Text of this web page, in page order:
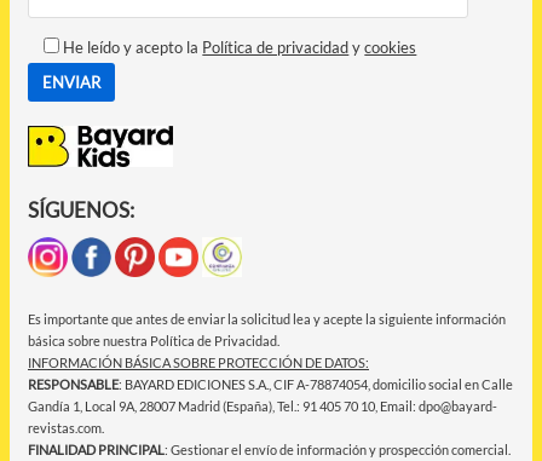
He leído y acepto la Política de privacidadycookies
SÍGUENOS:
Es importante que antes de enviar la solicitud lea y acepte la siguiente información
básica sobre nuestra Política de Privacidad.
INFORMACIÓN BÁSICA SOBRE PROTECCIÓN DE DATOS:
RESPONSABLE: BAYARD EDICIONES S.A., CIF A-78874054, domicilio social en Calle
Gandía 1, Local 9A, 28007 Madrid (España), Tel.: 91 405 70 10, Email: dpo@bayard-
revistas.com.
FINALIDAD PRINCIPAL: Gestionar el envío de información y prospección comercial.